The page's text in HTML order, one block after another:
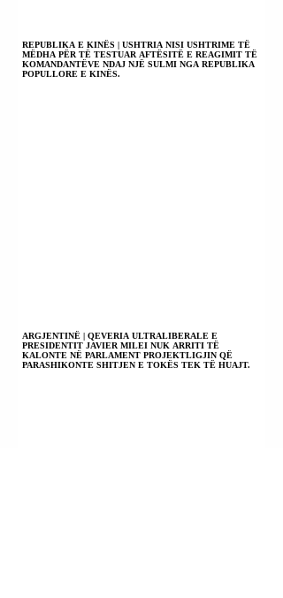
REPUBLIKA E KINËS | USHTRIA NISI USHTRIME TË
MËDHA PËR TË TESTUAR AFTËSITË E REAGIMIT TË
KOMANDANTËVE NDAJ NJË SULMI NGA REPUBLIKA
POPULLORE E KINËS.
ARGJENTINË | QEVERIA ULTRALIBERALE E
PRESIDENTIT JAVIER MILEI NUK ARRITI TË
KALONTE NË PARLAMENT PROJEKTLIGJIN QË
PARASHIKONTE SHITJEN E TOKËS TEK TË HUAJT.